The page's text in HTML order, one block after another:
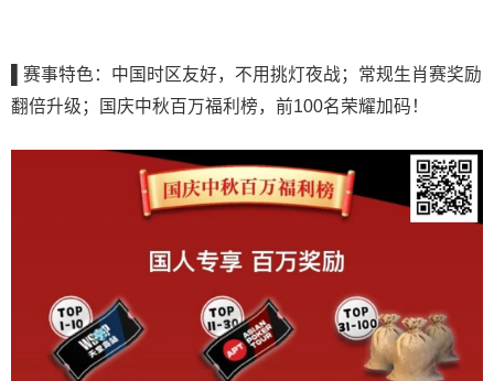
▌赛事特色：中国时区友好，不用挑灯夜战；常规生肖赛奖励
翻倍升级；国庆中秋百万福利榜，前100名荣耀加码！